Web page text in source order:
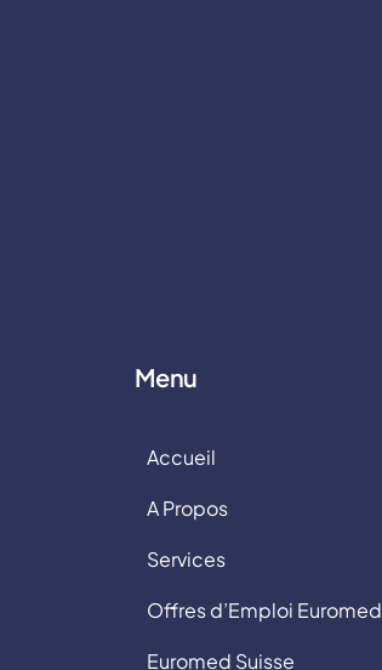
Menu
Accueil
A Propos
Services
Offres d’Emploi Euromed
Euromed Suisse